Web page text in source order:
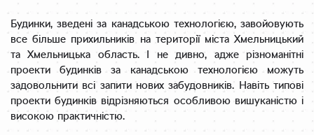
Будинки, зведені за канадською технологією, завойовують
все більше прихильників на території міста Хмельницький
та Хмельницька область. І не дивно, адже різноманітні
проекти будинків за канадською технологією можуть
задовольнити всі запити нових забудовників. Навіть типові
проекти будинків відрізняються особливою вишуканістю і
високою практичністю.